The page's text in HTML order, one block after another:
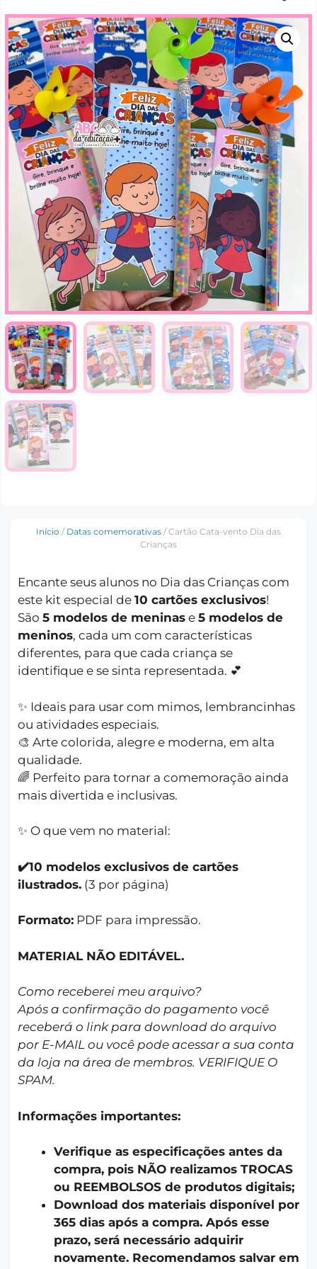
Início / Datas comemorativas / Cartão Cata-vento Dia das
Crianças
Encante seus alunos no Dia das Crianças com
este kit especial de 10 cartões exclusivos!
São 5 modelos de meninas e 5 modelos de
meninos, cada um com características
diferentes, para que cada criança se
identifique e se sinta representada. 💕
✨ Ideais para usar com mimos, lembrancinhas
ou atividades especiais.
🎨 Arte colorida, alegre e moderna, em alta
qualidade.
🌈 Perfeito para tornar a comemoração ainda
mais divertida e inclusivas.
✨ O que vem no material:
✔️10 modelos exclusivos de cartões
ilustrados. (3 por página)
Formato: PDF para impressão.
MATERIAL NÃO EDITÁVEL.
Como receberei meu arquivo?
Após a confirmação do pagamento você
receberá o link para download do arquivo
por E-MAIL ou você pode acessar a sua conta
da loja na área de membros. VERIFIQUE O
SPAM.
Informações importantes:
Verifique as especificações antes da
compra, pois NÃO realizamos TROCAS
ou REEMBOLSOS de produtos digitais;
Download dos materiais disponível por
365 dias após a compra. Após esse
prazo, será necessário adquirir
novamente. Recomendamos salvar em